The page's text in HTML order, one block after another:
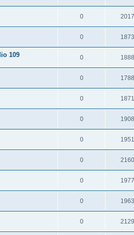
0
0
109 0
0
0
0
0
0
0
0
0